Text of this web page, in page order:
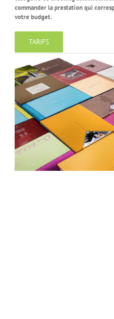
commander la prestation qui
votre budget.
TARIFS